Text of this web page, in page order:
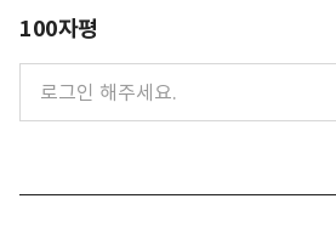
100자평